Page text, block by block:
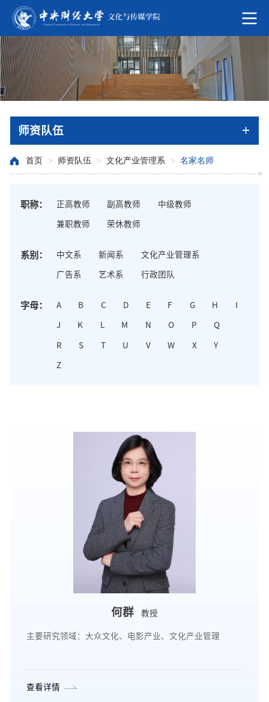
师资队伍
首页 > 师资队伍 > 文化产业管理系 > 名家名师
职称： 正高教师 副高教师 中级教师
兼职教师 荣休教师
系别： 中文系 新闻系 文化产业管理系
广告系 艺术系 行政团队
字母： A B C D E F G H I
J K M N O P Q
R S T U V W X Y
Z
何群 教授
主要研究领域：大众文化、电影产业、文化产业管理
查看详情